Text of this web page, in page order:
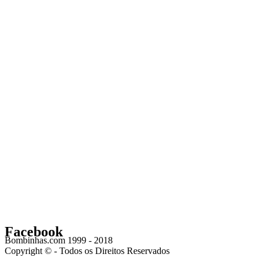
Bombinhas.com 1999 - 2018
Copyright © - Todos os Direitos Reservados
Facebook
Get the Facebook Likebox Slider Pro for WordPress